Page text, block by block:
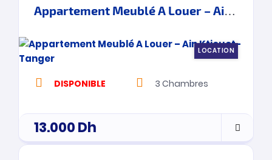
Appartement Meublé A Louer – Ain Ktiouet- Tanger
LOCATION
DISPONIBLE 3 Chambres
13.000Dh